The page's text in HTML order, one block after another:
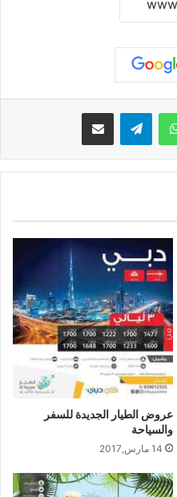
واتساب تيلقرام مشاركة عبر البريد
عروض الطيار الجديدة للسفر
والسياحة
14 مارس,2017